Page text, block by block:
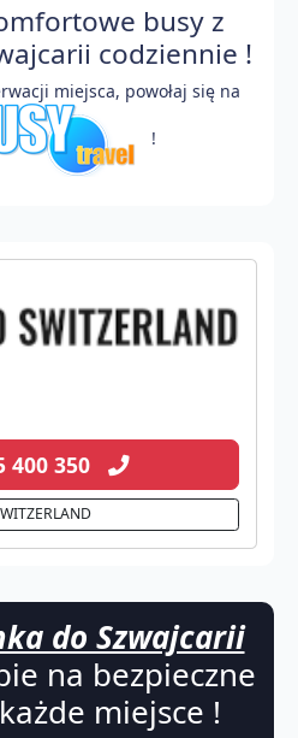
busy z
codziennie !
miejsca, powołaj się na
!
400 350
do Szwajcarii
na bezpieczne
miejsce !